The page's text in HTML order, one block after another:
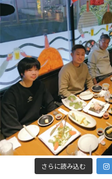
さらに読み込む